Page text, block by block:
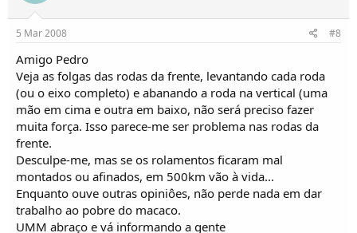
5 Mar 2008 #8
Amigo Pedro
Veja as folgas das rodas da frente, levantando cada roda
(ou o eixo completo) e abanando a roda na vertical (uma
mão em cima e outra em baixo, não será preciso fazer
muita força. Isso parece-me ser problema nas rodas da
frente.
Desculpe-me, mas se os rolamentos ficaram mal
montados ou afinados, em 500km vão à vida...
Enquanto ouve outras opiniôes, não perde nada em dar
trabalho ao pobre do macaco.
UMM abraço e vá informando a gente